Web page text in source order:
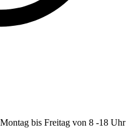
bis Freitag von 8 -18 Uhr